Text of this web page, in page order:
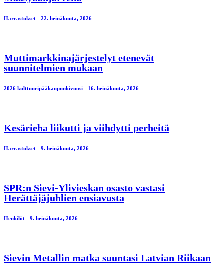
Harrastukset 22. heinäkuuta, 2026
Muttimarkkinajärjestelyt etenevät
suunnitelmien mukaan
2026 kulttuuripääkaupunkivuosi 16. heinäkuuta, 2026
Kesärieha liikutti ja viihdytti perheitä
Harrastukset 9. heinäkuuta, 2026
SPR:n Sievi-Ylivieskan osasto vastasi
Herättäjäjuhlien ensiavusta
Henkilöt 9. heinäkuuta, 2026
Sievin Metallin matka suuntasi Latvian Riikaan